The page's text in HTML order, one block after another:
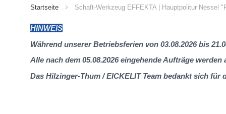
Startseite Schaft-Werkzeug EFFEKTA | Hauptpolitur Nessel
HINWEIS
Während unserer Betriebsferien von 03.08.2026 bis
Alle nach dem 05.08.2026 eingehende Aufträge
Das Hilzinger-Thum / EICKELIT Team bedankt sich für